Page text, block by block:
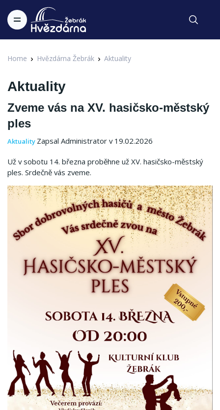
Home Hvězdárna Žebrák Aktuality
Aktuality
Zveme vás na XV. hasičsko-městský
ples
Aktuality Zapsal Administrator v 19.02.2026
Už v sobotu 14. března proběhne už XV. hasičsko-městský
ples. Srdečně vás zveme.